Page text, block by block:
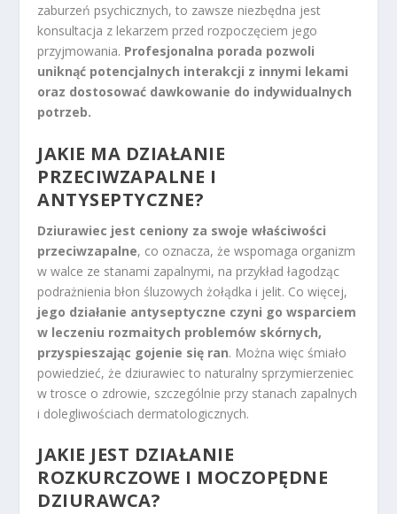
zaburzeń psychicznych, to zawsze niezbędna jest
konsultacja z lekarzem przed rozpoczęciem jego
przyjmowania. Profesjonalna porada pozwoli
uniknąć potencjalnych interakcji z innymi lekami
oraz dostosować dawkowanie do indywidualnych
potrzeb.
JAKIE MA DZIAŁANIE
PRZECIWZAPALNE I
ANTYSEPTYCZNE?
Dziurawiec jest ceniony za swoje właściwości
przeciwzapalne, co oznacza, że wspomaga organizm
w walce ze stanami zapalnymi, na przykład łagodząc
podrażnienia błon śluzowych żołądka i jelit. Co więcej,
jego działanie antyseptyczne czyni go wsparciem
w leczeniu rozmaitych problemów skórnych,
przyspieszając gojenie się ran. Można więc śmiało
powiedzieć, że dziurawiec to naturalny sprzymierzeniec
w trosce o zdrowie, szczególnie przy stanach zapalnych
i dolegliwościach dermatologicznych.
JAKIE JEST DZIAŁANIE
ROZKURCZOWE I MOCZOPĘDNE
DZIURAWCA?